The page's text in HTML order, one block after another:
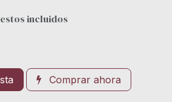
incluidos
Comprar ahora